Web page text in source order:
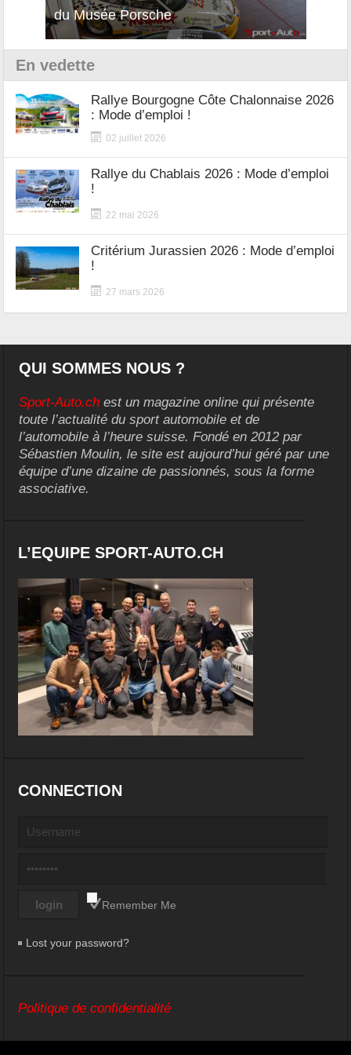
du Musée Porsche
12Cilindri Manuale
En vedette
Rallye Bourgogne Côte Chalonnaise 2026
: Mode d’emploi !
02 juillet 2026
Rallye du Chablais 2026 : Mode d’emploi
!
22 mai 2026
Critérium Jurassien 2026 : Mode d’emploi
!
27 mars 2026
QUI SOMMES NOUS ?
Sport-Auto.ch est un magazine online qui présente
toute l’actualité du sport automobile et de
l’automobile à l’heure suisse. Fondé en 2012 par
Sébastien Moulin, le site est aujourd’hui géré par une
équipe d’une dizaine de passionnés, sous la forme
associative.
L’EQUIPE SPORT-AUTO.CH
CONNECTION
Remember Me
Lost your password?
Politique de confidentialité